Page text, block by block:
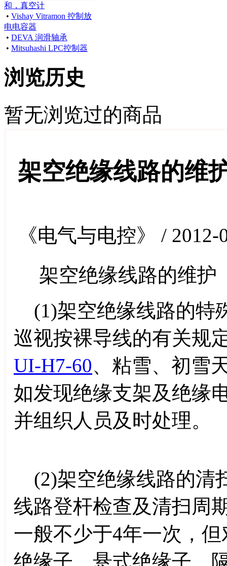
和，真空计
• Vishay Vitramon 控制放
电电容器
• DEVA 润滑轴承
• Mitsuhashi LPC控制器
浏览历史
暂无浏览过的商品
架空绝缘线路的维
《电气与电控》 / 2012-
架空绝缘线路的维护
(1)架空绝缘线路的特
巡视按裸导线的有关规
UI-H7-60、粘雪、初雪
如发现绝缘支架及绝缘
并组织人员及时处理。
(2)架空绝缘线路的清
线路登杆检查及清扫周
一般不少于4年一次，
绝缘子、悬式绝缘子、